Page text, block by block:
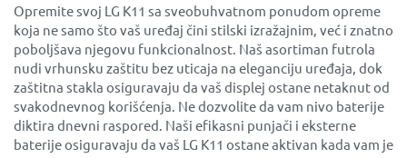
Opremite svoj LG K11 sa sveobuhvatnom ponudom opreme
koja ne samo što vaš uređaj čini stilski izražajnim, već i znatno
poboljšava njegovu funkcionalnost. Naš asortiman futrola
nudi vrhunsku zaštitu bez uticaja na eleganciju uređaja, dok
zaštitna stakla osiguravaju da vaš displej ostane netaknut od
svakodnevnog korišćenja. Ne dozvolite da vam nivo baterije
diktira dnevni raspored. Naši efikasni punjači i eksterne
baterije osiguravaju da vaš LG K11 ostane aktivan kada vam je